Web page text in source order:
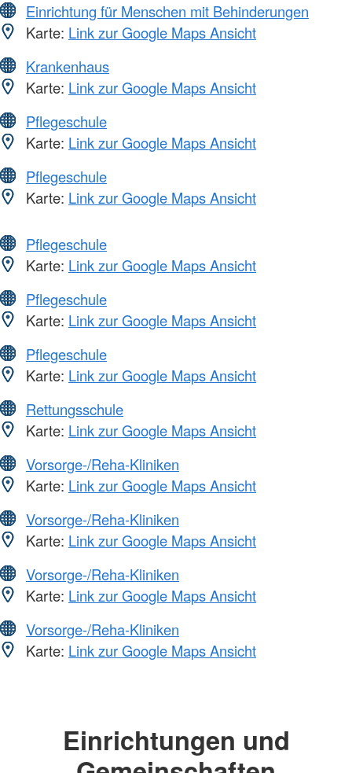
Einrichtung für Menschen mit Behinderungen
Karte: Link zur Google Maps Ansicht
Krankenhaus
Karte: Link zur Google Maps Ansicht
Pflegeschule
Karte: Link zur Google Maps Ansicht
Pflegeschule
Karte: Link zur Google Maps Ansicht
Pflegeschule
Karte: Link zur Google Maps Ansicht
Pflegeschule
Karte: Link zur Google Maps Ansicht
Pflegeschule
Karte: Link zur Google Maps Ansicht
Rettungsschule
Karte: Link zur Google Maps Ansicht
Vorsorge-/Reha-Kliniken
Karte: Link zur Google Maps Ansicht
Vorsorge-/Reha-Kliniken
Karte: Link zur Google Maps Ansicht
Vorsorge-/Reha-Kliniken
Karte: Link zur Google Maps Ansicht
Vorsorge-/Reha-Kliniken
Karte: Link zur Google Maps Ansicht
Einrichtungen und